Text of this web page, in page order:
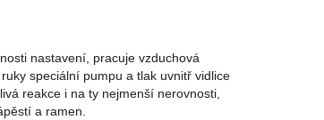
nastavení, pracuje vzduchová
speciální pumpu a tlak uvnitř vidlice
reakce i na ty nejmenší nerovnosti,
a ramen.